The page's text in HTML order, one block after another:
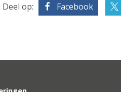
Deel op: Facebook